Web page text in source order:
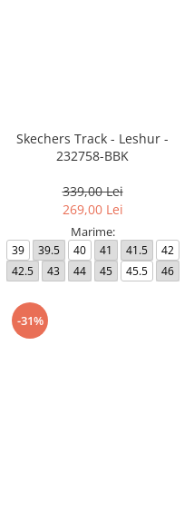
Skechers Track - Leshur -
232758-BBK
339,00 Lei
269,00 Lei
Marime:
39 39.5 40 41 41.5
42
42.5
43 44 45 45.5 46
-31%